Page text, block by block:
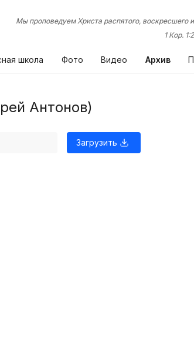
Мы проповедуем Христа распятого, воскресшего
1 Кор.
школа Фото Видео Архив
Антонов)
Загрузить